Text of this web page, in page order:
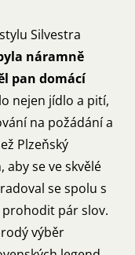
Silvestra
náramně
pan domácí
nejen jídlo a pití,
na požádání a
Plzeňský
aby se ve skvělé
se spolu s
pár slov.
výběr